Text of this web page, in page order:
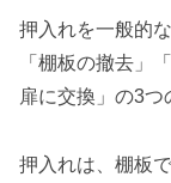
押入れを一般的
「棚板の撤去」
扉に交換」の3つ
押入れは、棚板